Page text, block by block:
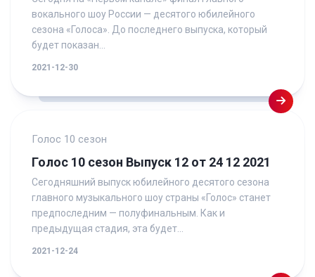
вокального шоу России — десятого юбилейного
сезона «Голоса». До последнего выпуска, который
будет показан...
2021-12-30
Голос 10 сезон
Голос 10 сезон Выпуск 12 от 24 12 2021
Сегодняшний выпуск юбилейного десятого сезона
главного музыкального шоу страны «Голос» станет
предпоследним — полуфинальным. Как и
предыдущая стадия, эта будет...
2021-12-24